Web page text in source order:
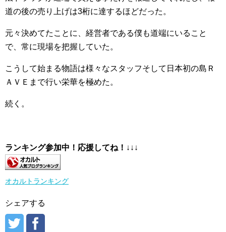
道の後の売り上げは3桁に達するほどだった。
元々決めてたことに、経営者である僕も道端にいること
で、常に現場を把握していた。
こうして始まる物語は様々なスタッフそして日本初の島Ｒ
ＡＶＥまで行い栄華を極めた。
続く。
ランキング参加中！応援してね！ ↓↓↓
オカルトランキング
シェアする